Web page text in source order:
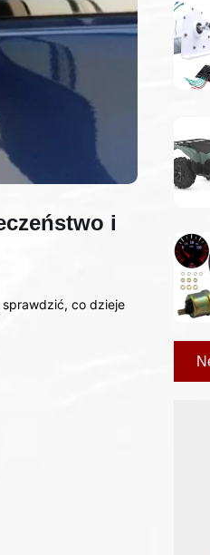
i
sprawdzić, co dzieje